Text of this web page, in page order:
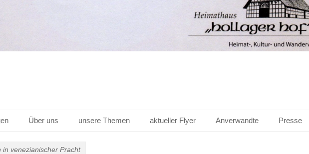
Über uns unsere Themen aktueller Flyer Anverwandte Presse
in venezianischer Pracht